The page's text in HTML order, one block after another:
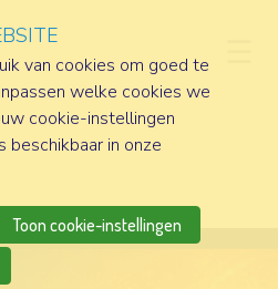
van cookies om goed te
welke cookies we
cookie-instellingen
beschikbaar in onze
Toon cookie-instellingen